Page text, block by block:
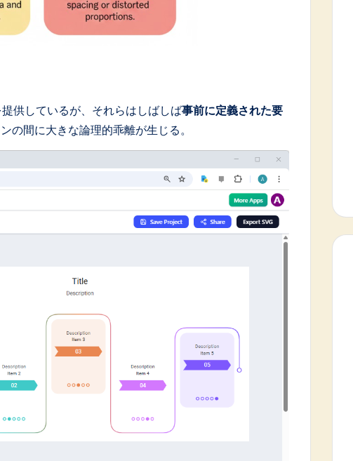
供しているが、それらはしばしば事前に定義された要
の間に大きな論理的乖離が生じる。